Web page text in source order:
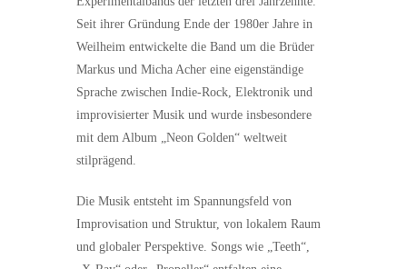
Seit ihrer Gründung Ende der 1980er Jahre in
Weilheim entwickelte die Band um die Brüder
Markus und Micha Acher eine eigenständige
Sprache zwischen Indie-Rock, Elektronik und
improvisierter Musik und wurde insbesondere
mit dem Album „Neon Golden“ weltweit
stilprägend.
Die Musik entsteht im Spannungsfeld von
Improvisation und Struktur, von lokalem Raum
und globaler Perspektive. Songs wie „Teeth“,